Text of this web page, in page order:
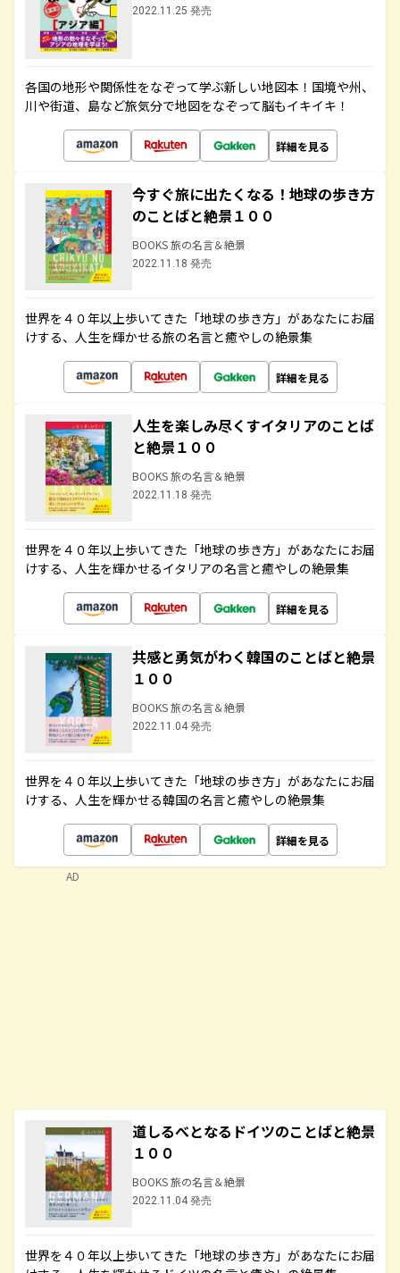
2022.11.25 発売
各国の地形や関係性をなぞって学ぶ新しい地図本！国境や州、
川や街道、島など旅気分で地図をなぞって脳もイキイキ！
詳細を見る
今すぐ旅に出たくなる！地球の歩き方
のことばと絶景１００
BOOKS 旅の名言＆絶景
2022.11.18 発売
世界を４０年以上歩いてきた「地球の歩き方」があなたにお届
けする、人生を輝かせる旅の名言と癒やしの絶景集
詳細を見る
人生を楽しみ尽くすイタリアのことば
と絶景１００
BOOKS 旅の名言＆絶景
2022.11.18 発売
世界を４０年以上歩いてきた「地球の歩き方」があなたにお届
けする、人生を輝かせるイタリアの名言と癒やしの絶景集
詳細を見る
共感と勇気がわく韓国のことばと絶景
１００
BOOKS 旅の名言＆絶景
2022.11.04 発売
世界を４０年以上歩いてきた「地球の歩き方」があなたにお届
けする、人生を輝かせる韓国の名言と癒やしの絶景集
詳細を見る
道しるべとなるドイツのことばと絶景
１００
BOOKS 旅の名言＆絶景
2022.11.04 発売
世界を４０年以上歩いてきた「地球の歩き方」があなたにお届
AD